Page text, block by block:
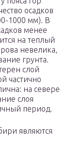
осадков
1000 мм). В
менее
на теплый
невелика,
грунта.
слой
частично
на севере
слоя
период.
являются